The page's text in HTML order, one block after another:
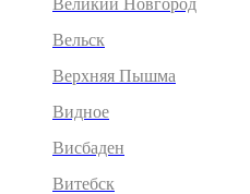
Великий Новгород
Вельск
Верхняя Пышма
Видное
Висбаден
Витебск